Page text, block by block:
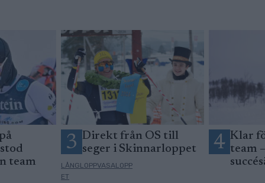
team
3 Direkt från OS till
seger i Skinnarloppet
LÅNGLOPPVASALOPP
ET
4 Klar
team